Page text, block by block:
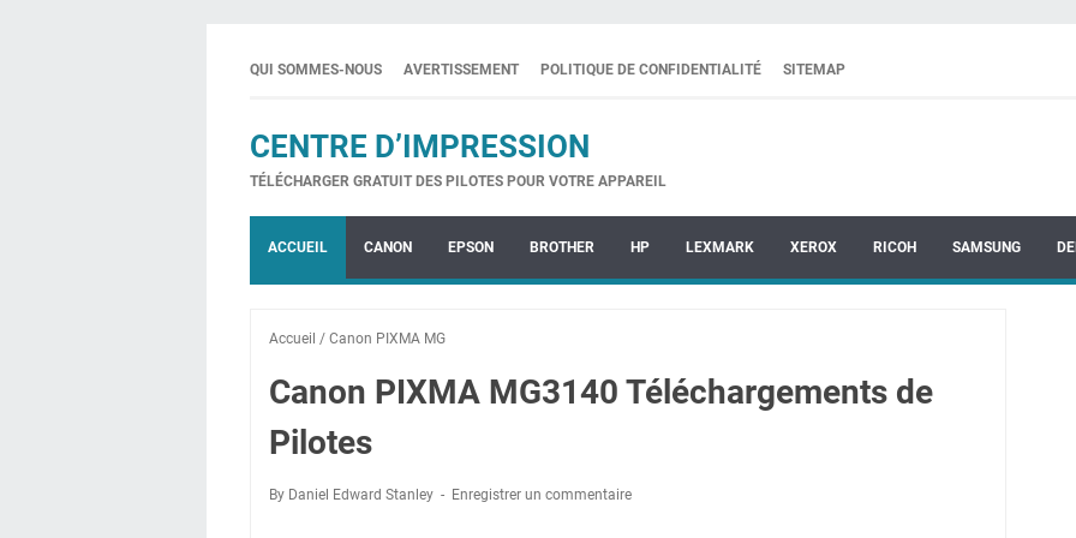
QUI SOMMES-NOUS AVERTISSEMENT POLITIQUE DE CONFIDENTIALITÉ SITEMAP
CENTRE D’IMPRESSION
TÉLÉCHARGER GRATUIT DES PILOTES POUR VOTRE APPAREIL
ACCUEIL CANON EPSON BROTHER HP LEXMARK XEROX RICOH SAMSUNG
Accueil / Canon PIXMA MG
Canon PIXMA MG3140 Téléchargements de
Pilotes
By Daniel Edward Stanley Enregistrer un commentaire